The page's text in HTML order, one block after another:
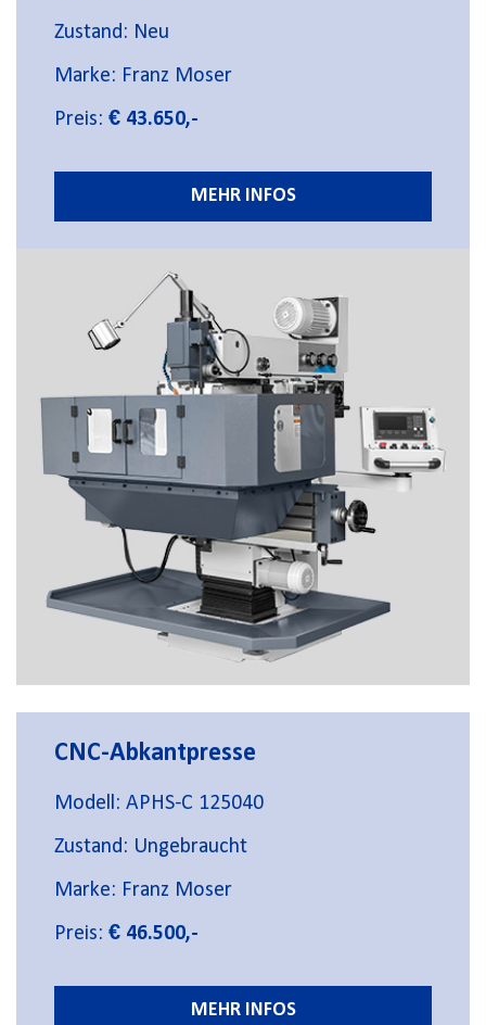
Zustand: Neu
Marke: Franz Moser
Preis: € 43.650,-
MEHR INFOS
CNC-Abkantpresse
Modell: APHS-C 125040
Zustand: Ungebraucht
Marke: Franz Moser
Preis: € 46.500,-
MEHR INFOS